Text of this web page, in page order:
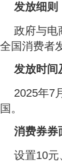
发放细则
政府与电
全国消费者
发放时间
2025年7
国。
消费券券
设置10